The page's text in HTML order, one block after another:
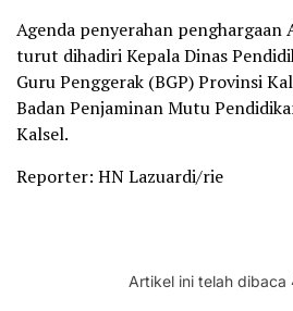
Agenda penyerahan penghargaan
turut dihadiri Kepala Dinas
Guru Penggerak (BGP) Provinsi
Badan Penjaminan Mutu
Kalsel.
Reporter: HN Lazuardi/rie
Artikel ini telah dibaca